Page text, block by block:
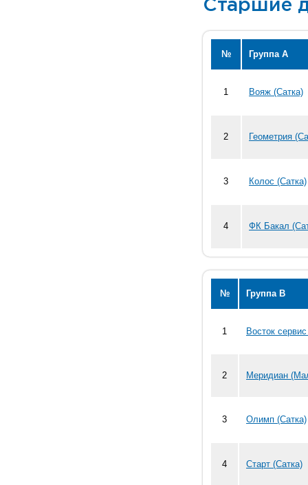
Старшие
№ Группа А
1 Вояж (Сатка)
2 Геометрия
3 Колос (Сатка)
4 ФК Бакал
№ Группа В
1 Восток
2 Меридиан
3 Олимп (Сатка)
4 Старт (Сатка)